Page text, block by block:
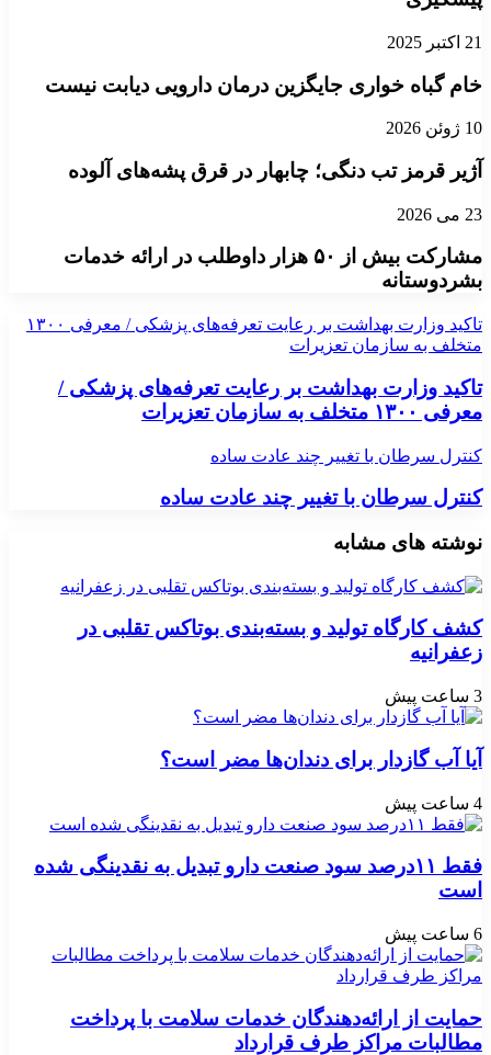
21 اکتبر 2025
خام گباه خواری جایگزین درمان دارویی دیابت نیست
10 ژوئن 2026
آژیر قرمز تب دنگی؛ چابهار در قرق پشه‌های آلوده
23 می 2026
مشارکت بیش از ۵۰ هزار داوطلب در ارائه خدمات
بشردوستانه
تاکید وزارت بهداشت بر رعایت تعرفه‌های پزشکی / معرفی ۱۳۰۰
متخلف به سازمان تعزیرات
تاکید وزارت بهداشت بر رعایت تعرفه‌های پزشکی /
معرفی ۱۳۰۰ متخلف به سازمان تعزیرات
کنترل سرطان با تغییر چند عادت ساده
کنترل سرطان با تغییر چند عادت ساده
نوشته های مشابه
کشف کارگاه تولید و بسته‌بندی بوتاکس تقلبی در
زعفرانیه
3 ساعت پیش
آیا آب گازدار برای دندان‌ها مضر است؟
4 ساعت پیش
فقط ۱۱‌درصد سود صنعت دارو تبدیل به نقدینگی شده
است
6 ساعت پیش
حمایت از ارائه‌دهندگان خدمات سلامت با پرداخت
مطالبات مراکز طرف قرارداد